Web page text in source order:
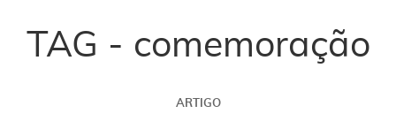
TAG - comemoração
ARTIGO